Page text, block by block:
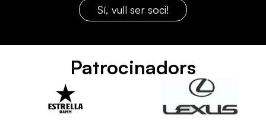
Sí, vull ser soci!
Patrocinadors